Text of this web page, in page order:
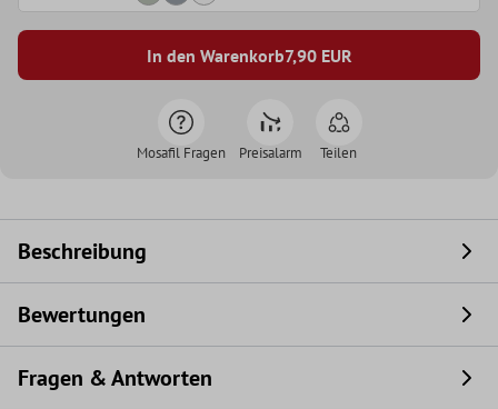
In den Warenkorb7,90EUR
Mosafil Fragen Preisalarm Teilen
Beschreibung
Bewertungen
Fragen & Antworten